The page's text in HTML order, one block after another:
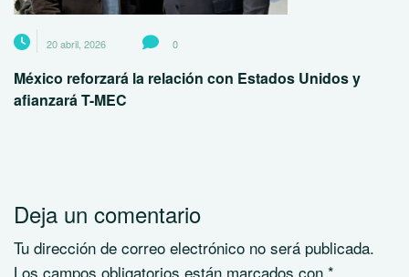
20 abril, 2026 0
México reforzará la relación con Estados Unidos y
afianzará T-MEC
Deja un comentario
Tu dirección de correo electrónico no será publicada.
Los campos obligatorios están marcados con *